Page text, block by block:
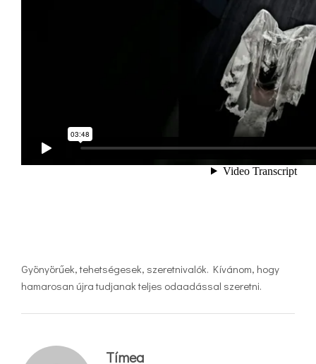
Gyönyörűek, tehetségesek, szeretnivalók. Kívánom, hogy
hamarosan újra tudjanak teljes odaadással szeretni.
Tímea